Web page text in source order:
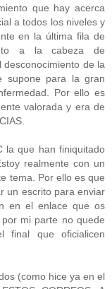
que hay acerca
a todos los niveles y
en la última fila de
a la cabeza de
desconocimiento de la
supone para la gran
Por ello es
valorada y era de
la que han finiquitado
realmente con un
tema. Por ello es que
un escrito para enviar
en el enlace que os
mi parte no quede
final que oficialicen
(como hice ya en el